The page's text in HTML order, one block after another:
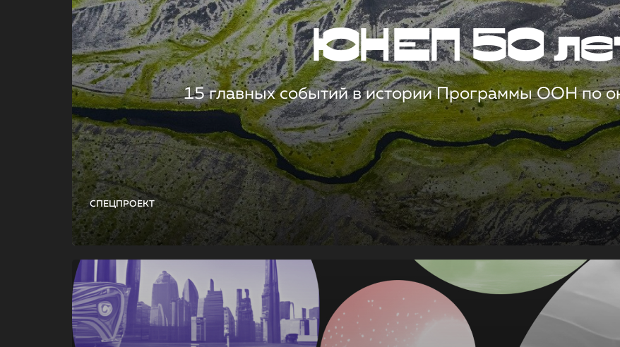
СПЕЦПРОЕКТ
ЮНЕП 50
15 главных событий в истории Программы ООН по